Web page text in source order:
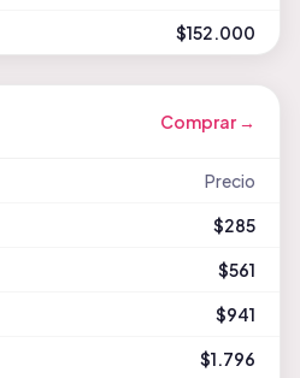
$152.000
Comprar →
Precio
$285
$561
$941
$1.796